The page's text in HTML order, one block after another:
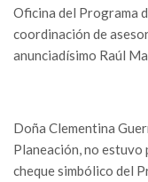
Oficina del Programa
coordinación de
anunciadísimo Raúl
Doña Clementina
Planeación, no estuvo
cheque simbólico del